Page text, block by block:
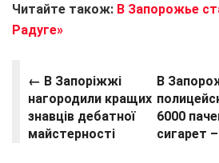
Читайте також: В Запорожье
Радуге»
← В Запоріжжі
нагородили кращих
знавців дебатної
майстерності
В
6000
сигарет